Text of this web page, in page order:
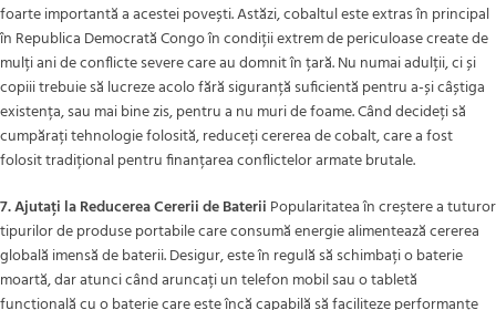
foarte importantă a acestei povești. Astăzi, cobaltul este extras în principal
în Republica Democrată Congo în condiții extrem de periculoase create de
mulți ani de conflicte severe care au domnit în țară. Nu numai adulții, ci și
copiii trebuie să lucreze acolo fără siguranță suficientă pentru a-și câștiga
existența, sau mai bine zis, pentru a nu muri de foame. Când decideți să
cumpărați tehnologie folosită, reduceți cererea de cobalt, care a fost
folosit tradițional pentru finanțarea conflictelor armate brutale.
7. Ajutați la Reducerea Cererii de Baterii Popularitatea în creștere a tuturor
tipurilor de produse portabile care consumă energie alimentează cererea
globală imensă de baterii. Desigur, este în regulă să schimbați o baterie
moartă, dar atunci când aruncați un telefon mobil sau o tabletă